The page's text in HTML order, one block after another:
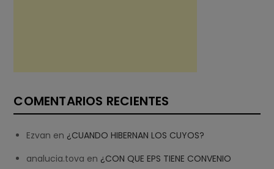
COMENTARIOS RECIENTES
Ezvan en ¿CUANDO HIBERNAN LOS CUYOS?
analucia.tova en ¿CON QUE EPS TIENE CONVENIO